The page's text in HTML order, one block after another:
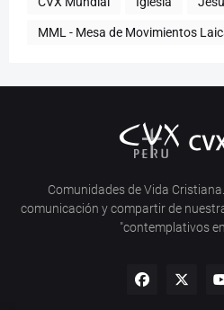
MML - Mesa de Movimientos
Comunidades de Vida
comunicación y compartir de
"contemplativos